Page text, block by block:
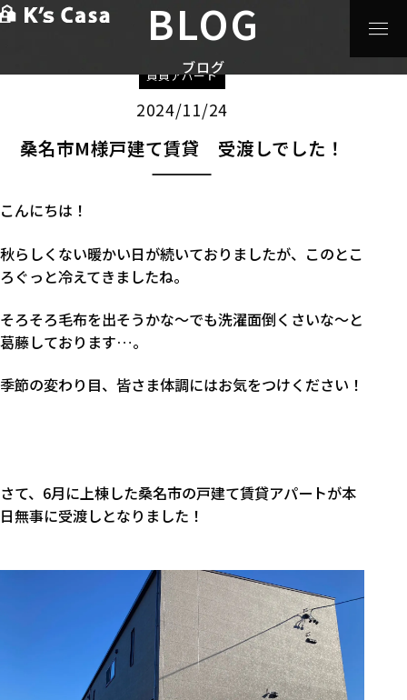
BLOG
ブログ
賃貸アパート>桑名市M様戸建て賃貸
賃貸アパート
2024/11/24
桑名市M様戸建て賃貸 受渡しでした！
こんにちは！
秋らしくない暖かい日が続いておりましたが、このとこ
ろぐっと冷えてきましたね。
そろそろ毛布を出そうかな～でも洗濯面倒くさいな～と
葛藤しております…。
季節の変わり目、皆さま体調にはお気をつけください！
さて、6月に上棟した桑名市の戸建て賃貸アパートが本
日無事に受渡しとなりました！